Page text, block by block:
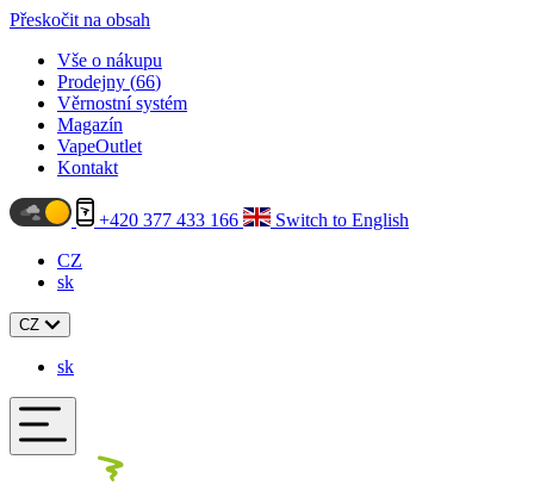
Přeskočit na obsah
Vše o nákupu
Prodejny (66)
Věrnostní systém
Magazín
VapeOutlet
Kontakt
+420 377 433 166
Switch to English
CZ
sk
CZ
sk